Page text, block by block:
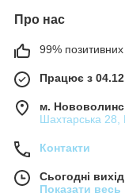
Про нас
99% позитивних
Працює з
м.
Шахтарська 28,
Контакти
Сьогодні
Показати весь